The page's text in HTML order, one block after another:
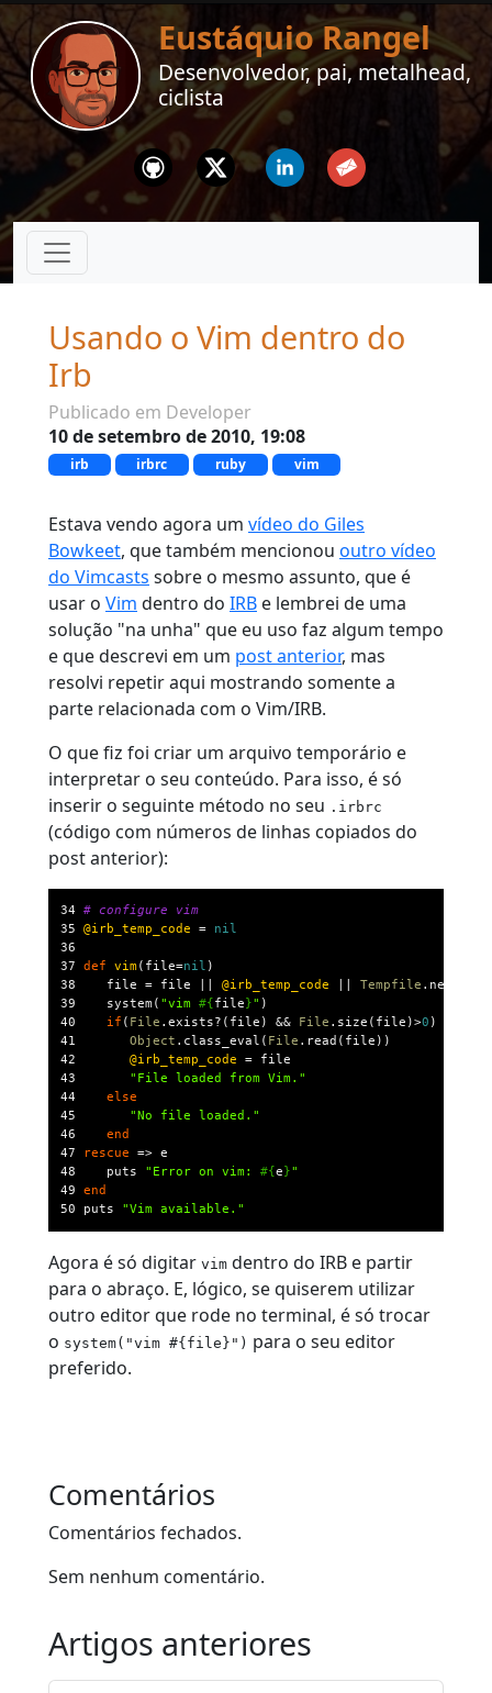
Eustáquio Rangel
Desenvolvedor, pai, metalhead,
ciclista
Github Twitter Linkedin Email
Usando o Vim dentro do
Irb
Publicado em Developer
10 de setembro de 2010, 19:08
irb irbrc ruby vim
Estava vendo agora um vídeo do Giles
Bowkeet, que também mencionou outro vídeo
do Vimcasts sobre o mesmo assunto, que é
usar o Vim dentro do IRB e lembrei de uma
solução "na unha" que eu uso faz algum tempo
e que descrevi em um post anterior, mas
resolvi repetir aqui mostrando somente a
parte relacionada com o Vim/IRB.
O que fiz foi criar um arquivo temporário e
interpretar o seu conteúdo. Para isso, é só
inserir o seguinte método no seu .irbrc
(código com números de linhas copiados do
post anterior):
34 # configure vim
35 @irb_temp_code = nil
36
37 def vim(file=nil
38
   file = file ||
@irb_temp_code || Tempfile .new(
39
   system(
"vim #{file}"
40
if ( File .exists?(file) && File .size(file)>0
41
Object .class_eval( File
42
@irb_temp_code
43
" File loaded from Vim. "
44
else
45
"No file loaded. "
46
end
47
rescue
48
   puts
" Error on vim: #{e}"
49 end
50 puts "Vim available. "
Agora é só digitar vim dentro do IRB e partir
para o abraço. E, lógico, se quiserem utilizar
outro editor que rode no terminal, é só trocar
o system("vim #{file}") para o seu editor
preferido.
Comentários
Comentários fechados.
Sem nenhum comentário.
Artigos anteriores